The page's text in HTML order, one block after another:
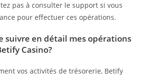
pas à consulter le support si vous
pour effectuer ces opérations.
suivre en détail mes opérations
Casino?
vos activités de trésorerie, Betify